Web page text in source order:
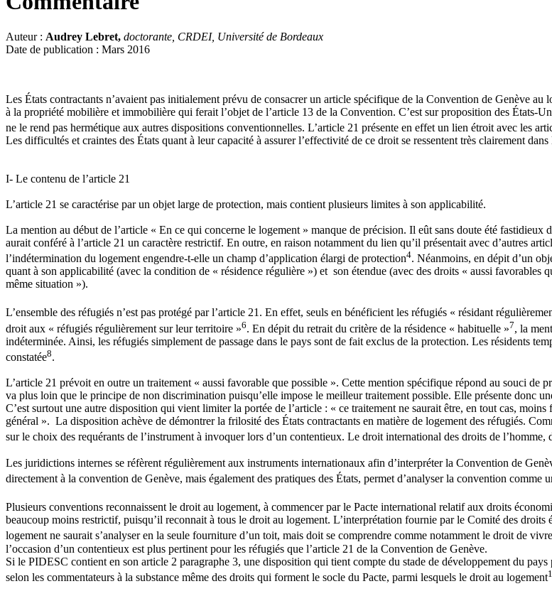
Auteur : Audrey Lebret, doctorante, CRDEI, Université de Bordeaux
Date de publication : Mars 2016
Les États contractants n’avaient pas initialement prévu de consacrer un article spécifique de la Convention de Genève
à la propriété mobilière et immobilière qui ferait l’objet de l’article 13 de la Convention. C’est sur proposition des États-
ne le rend pas hermétique aux autres dispositions conventionnelles. L’article 21 présente en effet un lien étroit avec les
Les difficultés et craintes des États quant à leur capacité à assurer l’effectivité de ce droit se ressentent très clairement
I- Le contenu de l’article 21
L’article 21 se caractérise par un objet large de protection, mais contient plusieurs limites à son applicabilité.
La mention au début de l’article « En ce qui concerne le logement » manque de précision. Il eût sans doute été
aurait conféré à l’article 21 un caractère restrictif. En outre, en raison notamment du lien qu’il présentait avec d’autres
l’indétermination du logement engendre-t-elle un champ d’application élargi de protection4. Néanmoins, en dépit d’un
quant à son applicabilité (avec la condition de « résidence régulière ») et son étendue (avec des droits « aussi favorables
même situation »).
L’ensemble des réfugiés n’est pas protégé par l’article 21. En effet, seuls en bénéficient les réfugiés « résidant
droit aux « réfugiés régulièrement sur leur territoire »6. En dépit du retrait du critère de la résidence « habituelle »7, la
indéterminée. Ainsi, les réfugiés simplement de passage dans le pays sont de fait exclus de la protection. Les résidents
constatée8.
L’article 21 prévoit en outre un traitement « aussi favorable que possible ». Cette mention spécifique répond au souci de
va plus loin que le principe de non discrimination puisqu’elle impose le meilleur traitement possible. Elle présente donc
C’est surtout une autre disposition qui vient limiter la portée de l’article : « ce traitement ne saurait être, en tout cas,
général ». La disposition achève de démontrer la frilosité des États contractants en matière de logement des réfugiés.
sur le choix des requérants de l’instrument à invoquer lors d’un contentieux. Le droit international des droits de
Les juridictions internes se réfèrent régulièrement aux instruments internationaux afin d’interpréter la Convention de
directement à la convention de Genève, mais également des pratiques des États, permet d’analyser la convention comme
Plusieurs conventions reconnaissent le droit au logement, à commencer par le Pacte international relatif aux droits
beaucoup moins restrictif, puisqu’il reconnait à tous le droit au logement. L’interprétation fournie par le Comité des
logement ne saurait s’analyser en la seule fourniture d’un toit, mais doit se comprendre comme notamment le droit de
l’occasion d’un contentieux est plus pertinent pour les réfugiés que l’article 21 de la Convention de Genève.
Si le PIDESC contient en son article 2 paragraphe 3, une disposition qui tient compte du stade de développement du
selon les commentateurs à la substance même des droits qui forment le socle du Pacte, parmi lesquels le droit au logement